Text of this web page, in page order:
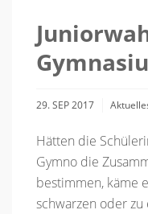
29. SEP 2017
Hätten die
Gymno die
bestimmen, käme
schwarzen oder